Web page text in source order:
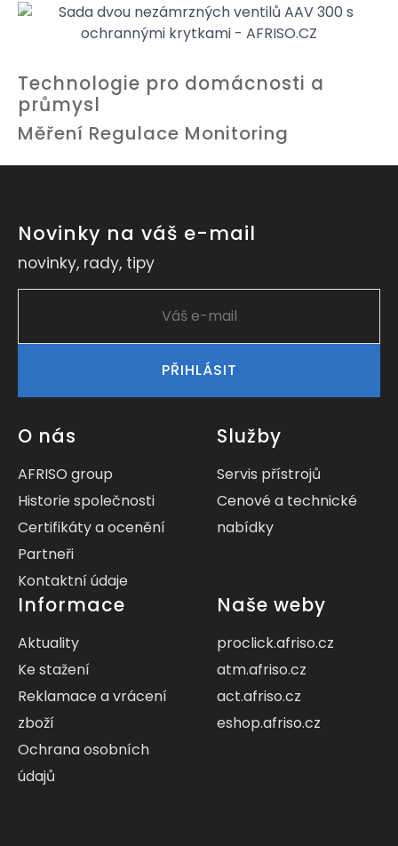
Technologie pro domácnosti a
průmysl
Měření Regulace Monitoring
Novinky na váš e-mail
novinky, rady, tipy
PŘIHLÁSIT
O nás
AFRISO group
Historie společnosti
Certifikáty a ocenění
Partneři
Kontaktní údaje
Služby
Servis přístrojů
Cenové a technické
nabídky
Informace
Aktuality
Ke stažení
Reklamace a vrácení
zboží
Ochrana osobních
údajů
Naše weby
proclick.afriso.cz
atm.afriso.cz
act.afriso.cz
eshop.afriso.cz